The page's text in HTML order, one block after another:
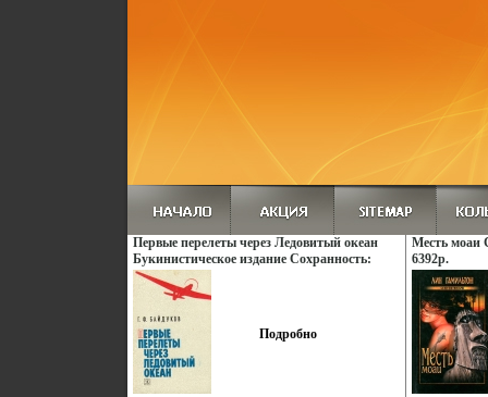
Первые перелеты через Ледовитый океан
Букинистическое издание Сохранность:
Хорошая Издательство: Детская литература
Москва, 1983 г Твердый переплет, 175 стр
(~143х205 мм) инфо 3032u.
Подробно
Месть моаи
6392p.